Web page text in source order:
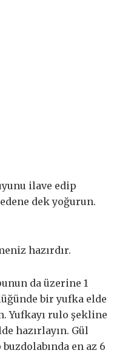
ilave edip
dek yoğurun.
hazırdır.
da üzerine 1
bir yufka elde
Yufkayı rulo şekline
hazırlayın. Gül
en az 6